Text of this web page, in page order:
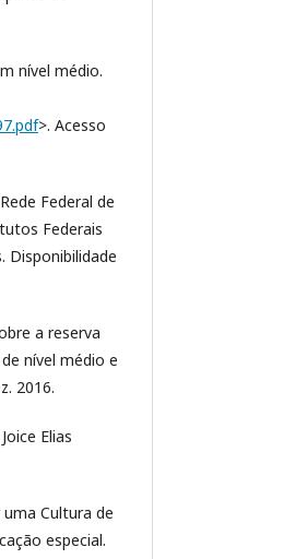
nível médio.
>. Acesso
Federal de
Federais
Disponibilidade
a reserva
nível médio e
2016.
Elias
Cultura de
especial.